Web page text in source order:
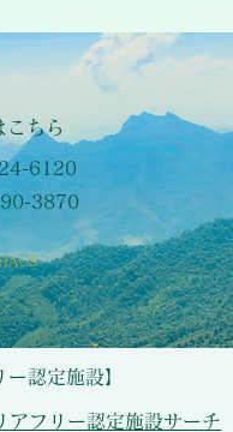
こちら
6120
3870
ー認定施設】
アフリー認定施設サーチ